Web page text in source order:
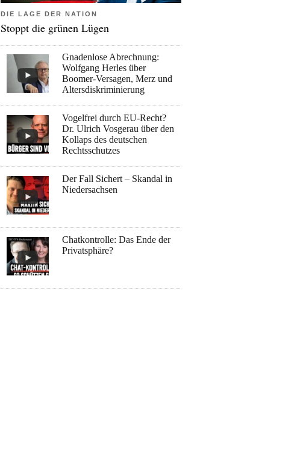
DIE LAGE DER NATION
Stoppt die grünen Lügen
Gnadenlose Abrechnung:
Wolfgang Herles über
Boomer-Versagen, Merz und
Altersdiskriminierung
Vogelfrei durch EU-Recht?
Dr. Ulrich Vosgerau über den
Kollaps des deutschen
Rechtsschutzes
Der Fall Sichert – Skandal in
Niedersachsen
Chatkontrolle: Das Ende der
Privatsphäre?